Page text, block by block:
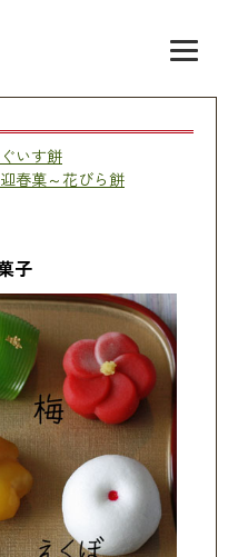
いす餅
春菓～花びら餅
子